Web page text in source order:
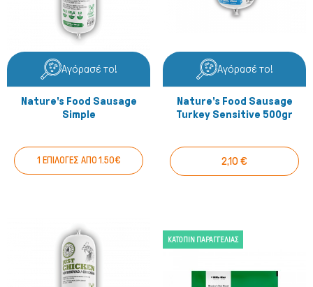
Σκύλος
Αγόρασέ το!
Nature's Food Sausage
Simple
1 ΕΠΙΛΟΓΕΣ ΑΠΟ 1.50€
Αγόρασέ το!
Nature's Food Sausage
Turkey Sensitive 500gr
2,10 €
ΚΑΤΌΠΙΝ ΠΑΡΑΓΓΕΛΊΑΣ